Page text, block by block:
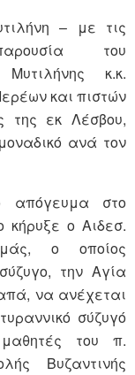
– με τις
του
Μυτιλήνης κ.κ.
και πιστών
της εκ Λέσβου,
ανά τον
απόγευμα στο
κήρυξε ο Αιδεσ.
, ο οποίος
την Αγία
να ανέχεται
σύζυγό
του π.
Βυζαντινής